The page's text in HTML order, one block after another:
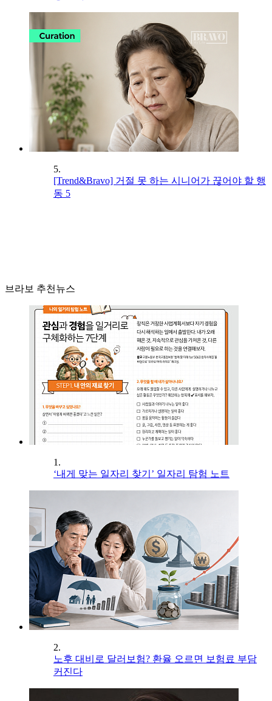
5.
[Trend&Bravo] 거절 못 하는 시니어가 끊어야 할 행
동 5
브라보 추천뉴스
1.
‘내게 맞는 일자리 찾기’ 일자리 탐험 노트
2.
노후 대비로 달러보험? 환율 오르면 보험료 부담
커진다